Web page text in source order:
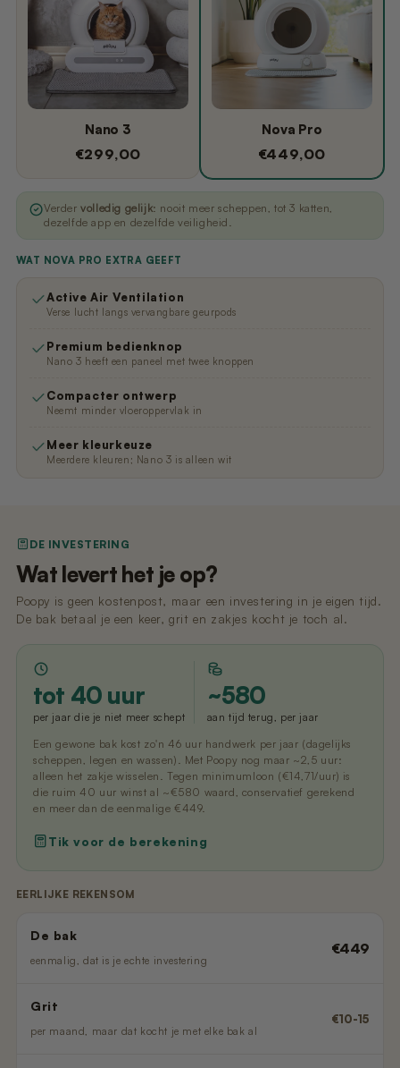
Nano 3
€299,00
Nova Pro
€449,00
Verdervolledig gelijk: nooit meer scheppen, tot 3 katten,
dezelfde app en dezelfde veiligheid.
WAT NOVA PRO EXTRA GEEFT
Active Air Ventilation
Verse lucht langs vervangbare geurpods
Premium bedienknop
Nano 3 heeft een paneel met twee knoppen
Compacter ontwerp
Neemt minder vloeroppervlak in
Meer kleurkeuze
Meerdere kleuren; Nano 3 is alleen wit
DE INVESTERING
Wat levert het je op?
Poopy is geen kostenpost, maar een investering in je eigen tijd.
De bak betaal je een keer, grit en zakjes kocht je toch al.
tot 40 uur
per jaar die je niet meer schept
~580
aan tijd terug, per jaar
Een gewone bak kost zo'n 46 uur handwerk per jaar (dagelijks
scheppen, legen en wassen). Met Poopy nog maar ~2,5 uur:
alleen het zakje wisselen. Tegen minimumloon (€14,71/uur) is
die ruim 40 uur winst al ~€580 waard, conservatief gerekend
en meer dan de eenmalige €449.
Tik voor de berekening
EERLIJKE REKENSOM
De bak
eenmalig, dat is je echte investering
€449
Grit
per maand, maar dat kocht je met elke bak al
€10-15